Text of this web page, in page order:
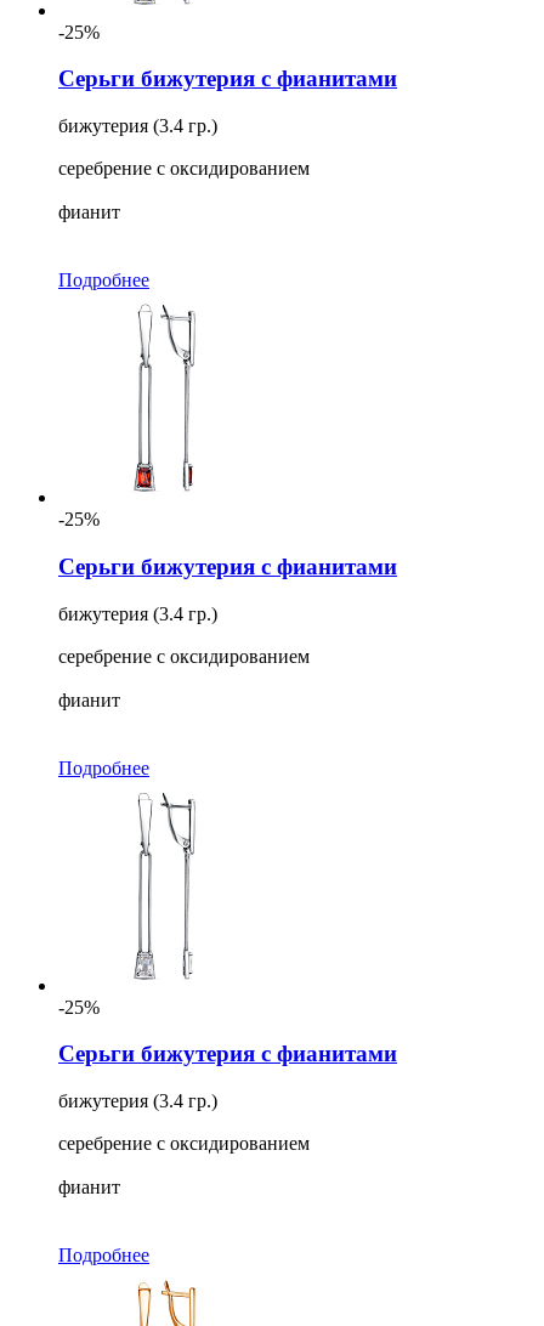
-25%
Серьги бижутерия с фианитами
бижутерия (3.4 гр.)
серебрение с оксидированием
фианит
Подробнее
-25%
Серьги бижутерия с фианитами
бижутерия (3.4 гр.)
серебрение с оксидированием
фианит
Подробнее
-25%
Серьги бижутерия с фианитами
бижутерия (3.4 гр.)
серебрение с оксидированием
фианит
Подробнее